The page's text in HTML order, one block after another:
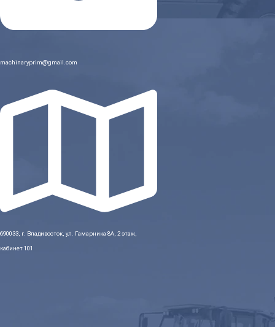
machinaryprim@gmail.com
690033, г. Владивосток, ул. Гамарника 8А, 2 этаж,
кабинет 101